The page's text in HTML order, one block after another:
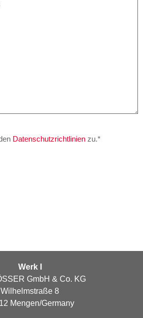
Datenschutzrichtlinien zu.*
Werk I
GmbH & Co. KG
Wilhelmstraße 8
Mengen/Germany